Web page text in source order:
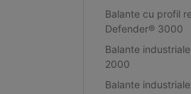
Balante cu profil
Defender® 3000
Balante
2000
Balante